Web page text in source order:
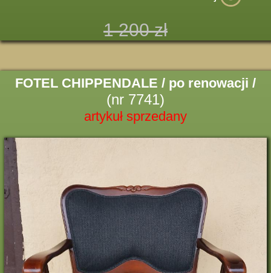
1 200 zł
FOTEL CHIPPENDALE / po renowacji /
(nr 7741)
artykuł sprzedany